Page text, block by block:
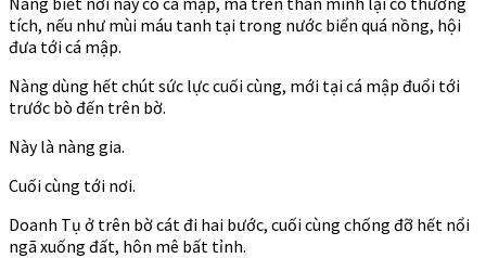
tích, nếu như mùi máu tanh tại trong nước biển quá nồng, hội
đưa tới cá mập.
Nàng dùng hết chút sức lực cuối cùng, mới tại cá mập đuổi tới
trước bò đến trên bờ.
Này là nàng gia.
Cuối cùng tới nơi.
Doanh Tụ ở trên bờ cát đi hai bước, cuối cùng chống đỡ hết nổi
ngã xuống đất, hôn mê bất tỉnh.